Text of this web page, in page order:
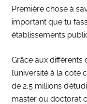
Première chose à
important que tu
établissements
Grâce aux différents
l’université à la cote
de 2,5 millions
master ou doctorat